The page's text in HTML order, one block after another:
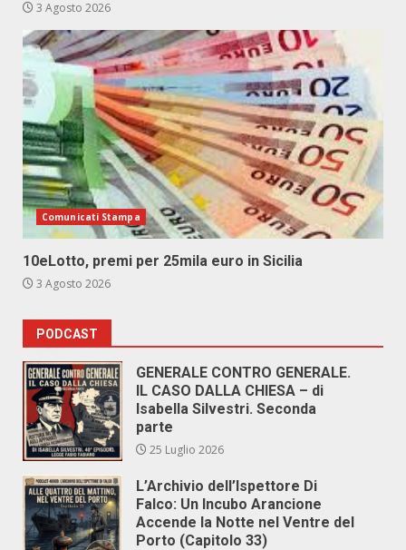
3 Agosto 2026
Comunicati Stampa
10eLotto, premi per 25mila euro in Sicilia
3 Agosto 2026
PODCAST
GENERALE CONTRO GENERALE.
IL CASO DALLA CHIESA – di
Isabella Silvestri. Seconda
parte
25 Luglio 2026
L’Archivio dell’Ispettore Di
Falco: Un Incubo Arancione
Accende la Notte nel Ventre del
Porto (Capitolo 33)